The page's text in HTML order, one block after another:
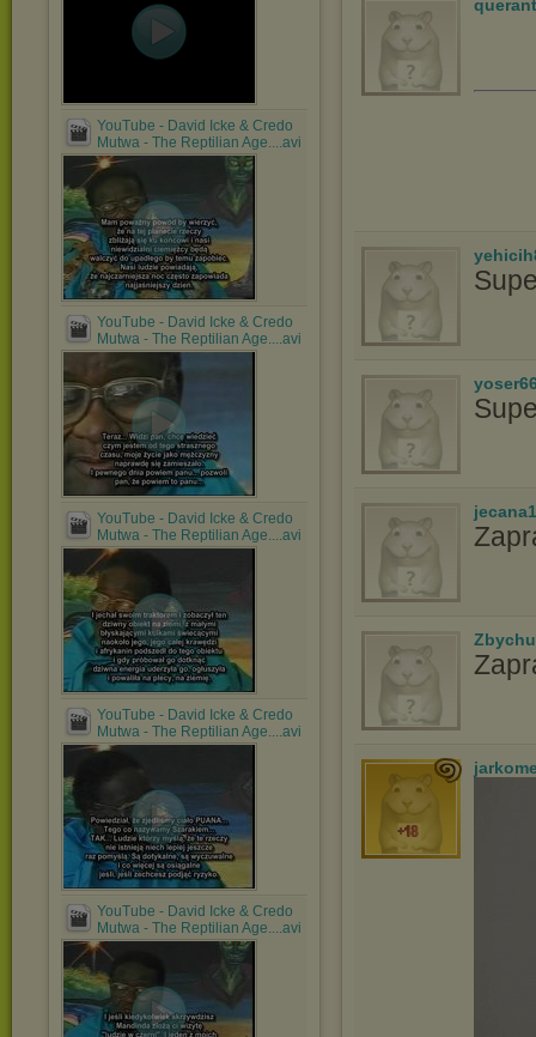
YouTube - David Icke & Credo
Mutwa - The Reptilian Age....avi
YouTube - David Icke & Credo
Mutwa - The Reptilian Age....avi
YouTube - David Icke & Credo
Mutwa - The Reptilian Age....avi
YouTube - David Icke & Credo
Mutwa - The Reptilian Age....avi
YouTube - David Icke & Credo
Mutwa - The Reptilian Age....avi